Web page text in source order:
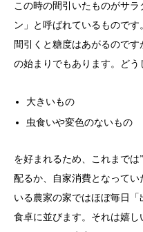
この時の間引いたものがサ
ン」と呼ばれているものです
間引くと糖度はあがるので
の始まりでもあります。どう
大きいもの
虫食いや変色のないもの
を好まれるため、これまで
配るか、自家消費となって
いる農家の家ではほぼ毎日
食卓に並びます。それは嬉し